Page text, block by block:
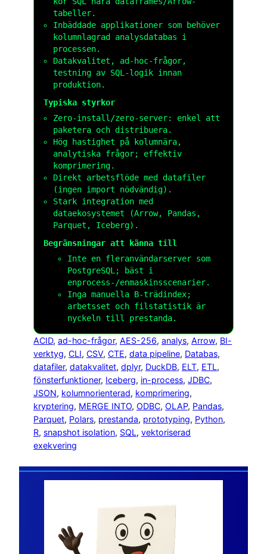
tabeller.
Inbäddade applikationer som behöver
kolumnlagrad analysdatabas i
processen.
Datakvalitet, ad-hoc-frågor,
testning av SQL-logik innan
produktion.
Typiska styrkor
Zero-install/zero-server: enkel att
paketera och distribuera.
Hög hastighet på kolumnära,
analytiska frågor; effektiv
komprimering.
Direkt arbetsflöde med datafiler
(ingen import nödvändig).
Stark integration med
dataekosystemet (Arrow, Pandas,
Parquet, Iceberg).
Begränsningar att känna till
Inte en fleranvändarserver som
PostgreSQL; bäst i
enprocess-/enmaskinsscenarier.
Inga manuella B-trädindex;
arbetsset och filstatistik är
nyckeln till prestanda.
ACID, ad-hoc-frågor, AES-256, analys, Arrow, BI-
verktyg, CLI, CSV, CTE, data pipeline, Databas
datafiler, datakvalitet, dplyr, DuckDB, ELT, ETL
fönsterfunktioner, Iceberg, in-process, JDBC
JSON, kolumnorienterad, komprimering
kryptering, MERGE INTO, ODBC, OLAP, Pandas
Parquet, Polars, prestanda, prototyping, Python
R, snapshot isolation, SQL, vektoriserad
exekvering